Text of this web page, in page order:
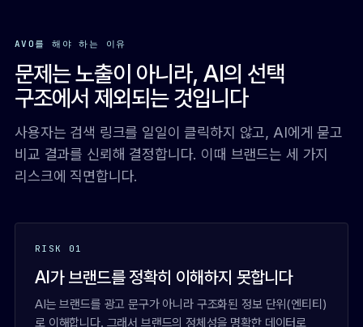
AVO를 해야 하는 이유
문제는 노출이 아니라, AI의 선택
구조에서 제외되는 것입니다
사용자는 검색 링크를 일일이 클릭하지 않고, AI에게 묻고
비교 결과를 신뢰해 결정합니다. 이때 브랜드는 세 가지
리스크에 직면합니다.
RISK 01
AI가 브랜드를 정확히 이해하지 못합니다
AI는 브랜드를 광고 문구가 아니라 구조화된 정보 단위(엔티티)
로 이해합니다. 그래서 브랜드의 정체성을 명확한 데이터로